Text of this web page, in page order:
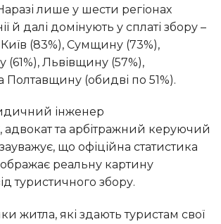
лише у шести регіонах
й далі домінують у сплаті збору –
(83%), Сумщину (73%),
Львівщину (57%),
Полтавщину (обидві по 51%).
адвокат та арбітражний керуючий
що офіційна статистика
реальну картину
туристичного збору.